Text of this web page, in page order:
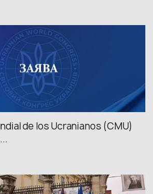
de los Ucranianos (CMU)